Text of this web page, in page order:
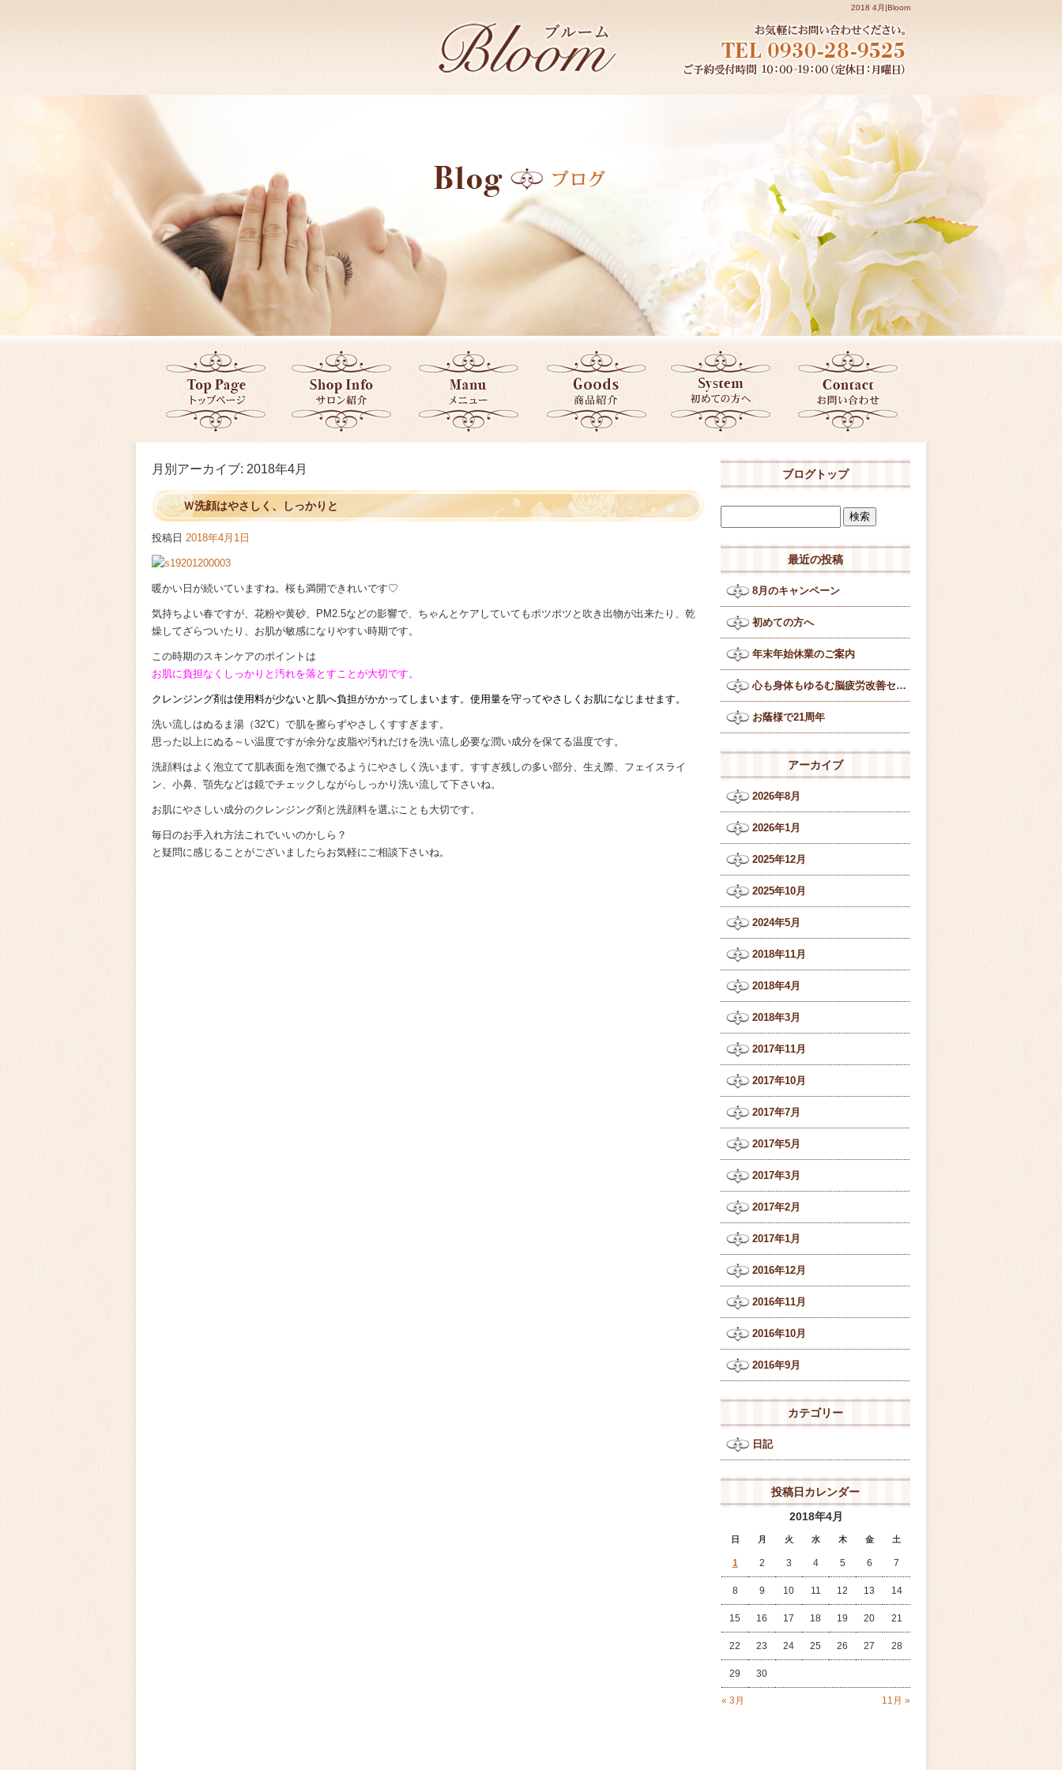
2018 4月|Bloom
月別アーカイブ: 2018年4月
Ｗ洗顔はやさしく、しっかりと
投稿日 2018年4月1日
暖かい日が続いていますね。桜も満開できれいです♡
気持ちよい春ですが、花粉や黄砂、PM2.5などの影響で、ちゃんとケアしていてもポツポツと吹き出物が出来たり、乾
燥してざらついたり、お肌が敏感になりやすい時期です。
この時期のスキンケアのポイントは
お肌に負担なくしっかりと汚れを落とすことが大切です。
クレンジング剤は使用料が少ないと肌へ負担がかかってしまいます。 使用量を守ってやさしくお肌になじませます。
洗い流しはぬるま湯（32℃）で肌を擦らずやさしくすすぎます。
思った以上にぬる～い温度ですが余分な皮脂や汚れだけを洗い流し必要な潤い成分を保てる温度です。
洗顔料はよく泡立てて肌表面を泡で撫でるようにやさしく洗います。すすぎ残しの多い部分、生え際、フェイスライ
ン、小鼻、顎先などは鏡でチェックしながらしっかり洗い流して下さいね。
お肌にやさしい成分のクレンジング剤と洗顔料を選ぶことも大切です。
毎日のお手入れ方法これでいいのかしら？
と疑問に感じることがございましたらお気軽にご相談下さいね。
ブログトップ
最近の投稿
8月のキャンペーン
初めての方へ
年末年始休業のご案内
心も身体もゆるむ脳疲労改善セラピー
お蔭様で21周年
アーカイブ
2026年8月
2026年1月
2025年12月
2025年10月
2024年5月
2018年11月
2018年4月
2018年3月
2017年11月
2017年10月
2017年7月
2017年5月
2017年3月
2017年2月
2017年1月
2016年12月
2016年11月
2016年10月
2016年9月
カテゴリー
日記
投稿日カレンダー
2018年4月
日 月 火 水 木 金 土
« 3月 11月 »
1 2 3 4 5 6 7
8 9 10 11 12 13 14
15 16 17 18 19 20 21
22 23 24 25 26 27 28
29 30